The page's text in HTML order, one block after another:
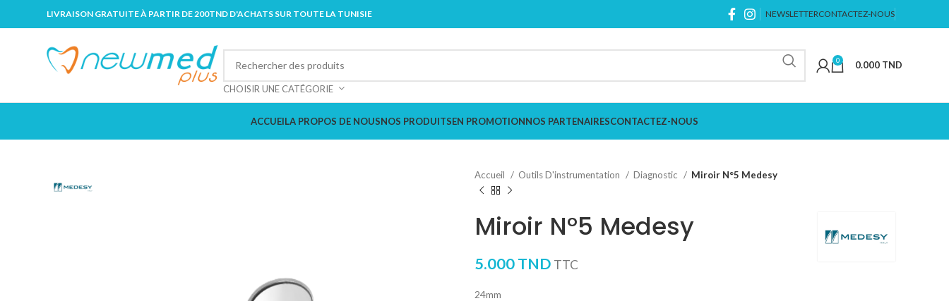
LIVRAISON GRATUITE À PARTIR DE 200TND D'ACHATS SUR TOUTE LA TUNISIE NEWSLETTERCONTACTEZ-NOUS
CHOISIR UNE CATÉGORIE
0 0.000 TND
ACCUEILA PROPOS DE NOUSNOS PRODUITSEN PROMOTIONNOS PARTENAIRESCONTACTEZ-NOUS
Accueil Outils D'instrumentation Diagnostic Miroir N°5 Medesy
Miroir N°5 Medesy
5.000TND TTC
24mm